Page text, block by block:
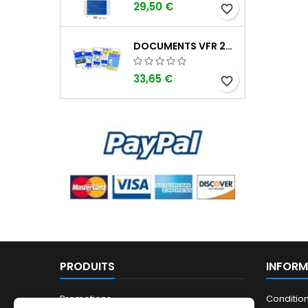
29,50 € favorite_border
DOCUMENTS VFR 2026 SIA EDITION 1
33,65 € favorite_border
PRODUITS
Promotions